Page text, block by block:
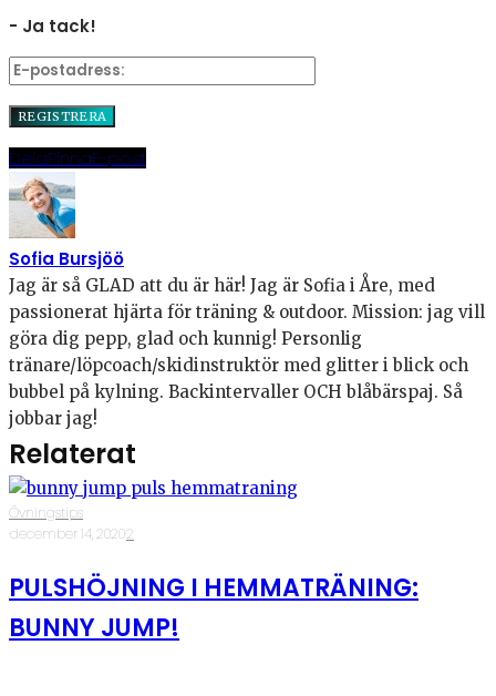
- Ja tack!
DelaPinnaE-post
Sofia Bursjöö
Jag är så GLAD att du är här! Jag är Sofia i Åre, med
passionerat hjärta för träning & outdoor. Mission: jag vill
göra dig pepp, glad och kunnig! Personlig
tränare/löpcoach/skidinstruktör med glitter i blick och
bubbel på kylning. Backintervaller OCH blåbärspaj. Så
jobbar jag!
Relaterat
Övningstips
·december 14, 2020·2
PULSHÖJNING I HEMMATRÄNING:
BUNNY JUMP!